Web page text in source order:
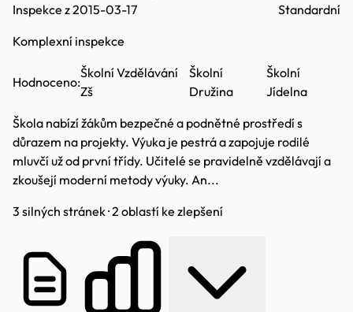
Inspekce z 2015-03-17
Komplexní inspekce
Standardní
Hodnoceno:
Školní Vzdělávání
Zš
Školní
Družina
Školní
Jídelna
Škola nabízí žákům bezpečné a podnětné prostředí s
důrazem na projekty. Výuka je pestrá a zapojuje rodilé
mluvčí už od první třídy. Učitelé se pravidelně vzdělávají a
zkoušejí moderní metody výuky. An...
3 silných stránek · 2 oblastí ke zlepšení